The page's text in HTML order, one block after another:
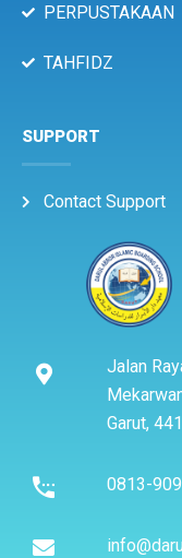
PERPUSTAKAAN
TAHFIDZ
SUPPORT
Contact Support
Jalan
Garut,
0813-